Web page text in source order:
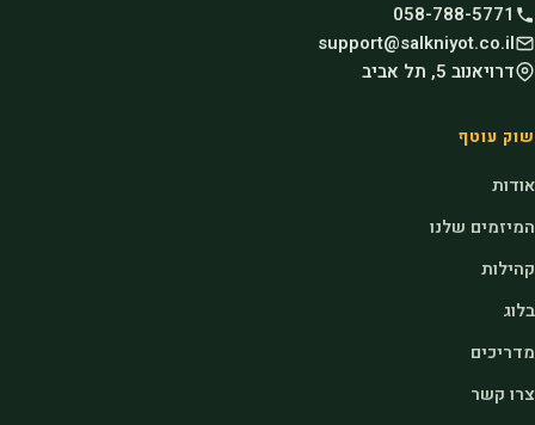
058-788-5771
support@salkniyot.co.il
דרויאנוב 5, תל אביב
שוק עוטף
אודות
המיזמים שלנו
קהילות
בלוג
מדריכים
צרו קשר